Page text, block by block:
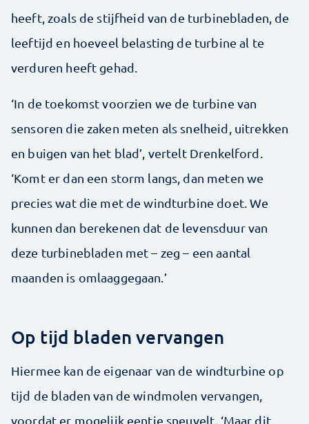
heeft, zoals de stijfheid van de turbinebladen, de
leeftijd en hoeveel belasting de turbine al te
verduren heeft gehad.
‘In de toekomst voorzien we de turbine van
sensoren die zaken meten als snelheid, uitrekken
en buigen van het blad’, vertelt Drenkelford.
‘Komt er dan een storm langs, dan meten we
precies wat die met de windturbine doet. We
kunnen dan berekenen dat de levensduur van
deze turbinebladen met – zeg – een aantal
maanden is omlaaggegaan.’
Op tijd bladen vervangen
Hiermee kan de eigenaar van de windturbine op
tijd de bladen van de windmolen vervangen,
voordat er mogelijk eentje sneuvelt. ‘Maar dit